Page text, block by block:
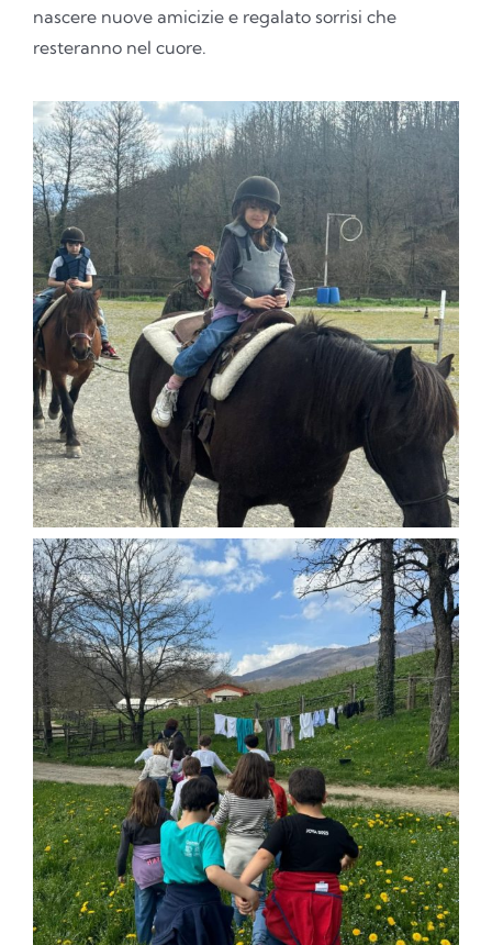
nascere nuove amicizie e regalato sorrisi che
resteranno nel cuore.